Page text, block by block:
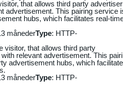
that allows third party
advertisement. This pairing service
hubs, which facilitates real-
månederType: HTTP-
visitor, that allows third party
relevant advertisement. This
advertisement hubs, which
månederType: HTTP-